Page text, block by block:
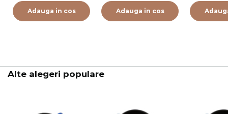
Adauga in cos Adauga in cos
Alte alegeri populare